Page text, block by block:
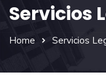
Servicios
Home Servicios